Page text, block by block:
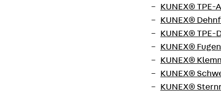
KUNEX®
KUNEX®
KUNEX®
KUNEX®
KUNEX®
KUNEX®
KUNEX®
Sammelhalter, Kunststoff,